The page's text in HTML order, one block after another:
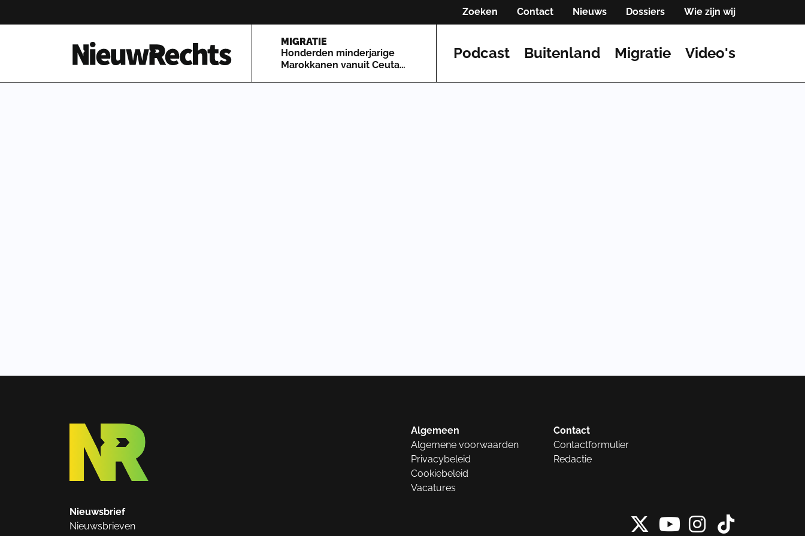
Zoeken Contact Nieuws Dossiers Wie zijn wij
Homepage van NieuwRechts
MIGRATIE
Honderden minderjarige
Marokkanen vanuit Ceuta
Podcast Buitenland Migratie Video's
Algemeen
Algemene voorwaarden
Privacybeleid
Cookiebeleid
Vacatures
Contact
Contactformulier
Redactie
Nieuwsbrief
Nieuwsbrieven
X vanInstagram
Tiktok